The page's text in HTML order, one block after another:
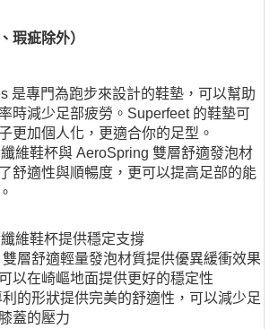
瑕疵除外）
是專門為跑步來設計的鞋墊，可以幫助
時減少足部疲勞。Superfeet 的鞋墊可
更加個人化，更適合你的足型。
維鞋杯與 AeroSpring 雙層舒適發泡材
舒適性與順暢度，更可以提高足部的能
維鞋杯提供穩定支撐
層舒適輕量發泡材質提供優異緩衝效果
以在崎嶇地面提供更好的穩定性
的形狀提供完美的舒適性，可以減少足
蓋的壓力